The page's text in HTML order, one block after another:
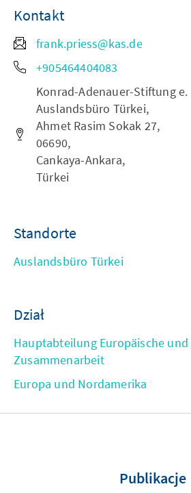
Kontakt
frank.priess@kas.de
+905464404083
Konrad-Adenauer-Stiftung e.
Auslandsbüro Türkei,
Ahmet Rasim Sokak 27,
06690,
Cankaya-Ankara,
Türkei
Standorte
Auslandsbüro Türkei
Dział
Hauptabteilung Europäische
Zusammenarbeit
Europa und Nordamerika
Publikacje